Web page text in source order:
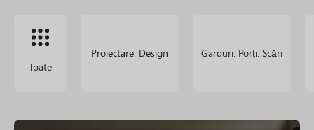
Toate
Proiectare. Design Garduri. Porți. Scări